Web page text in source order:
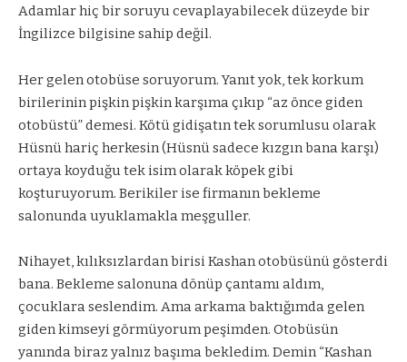
Adamlar hiç bir soruyu cevaplayabilecek düzeyde bir
İngilizce bilgisine sahip değil.
Her gelen otobüse soruyorum. Yanıt yok, tek korkum
birilerinin pişkin pişkin karşıma çıkıp “az önce giden
otobüstü” demesi. Kötü gidişatın tek sorumlusu olarak
Hüsnü hariç herkesin (Hüsnü sadece kızgın bana karşı)
ortaya koyduğu tek isim olarak köpek gibi
koşturuyorum. Berikiler ise firmanın bekleme
salonunda uyuklamakla meşguller.
Nihayet, kılıksızlardan birisi Kashan otobüsünü gösterdi
bana. Bekleme salonuna dönüp çantamı aldım,
çocuklara seslendim. Ama arkama baktığımda gelen
giden kimseyi görmüyorum peşimden. Otobüsün
yanında biraz yalnız başıma bekledim. Demin “Kashan